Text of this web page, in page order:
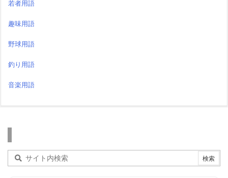
若者用語
趣味用語
野球用語
釣り用語
音楽用語